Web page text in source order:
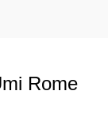
Rome